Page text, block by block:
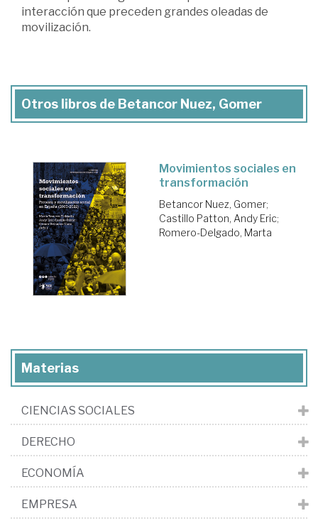
interacción que preceden grandes oleadas de
movilización.
Otros libros de Betancor Nuez, Gomer
Movimientos sociales en
transformación
Betancor Nuez, Gomer;
Castillo Patton, Andy Eric;
Romero-Delgado, Marta
Materias
CIENCIAS SOCIALES
DERECHO
ECONOMÍA
EMPRESA